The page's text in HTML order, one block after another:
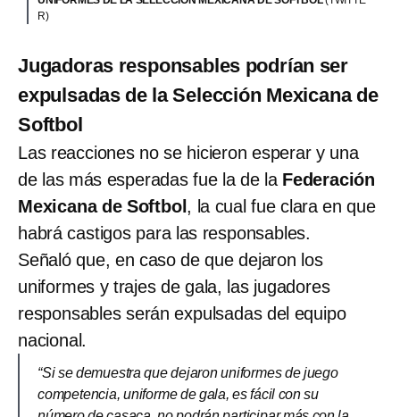
R)
Jugadoras responsables podrían ser
expulsadas de la Selección Mexicana de
Softbol
Las reacciones no se hicieron esperar y una
de las más esperadas fue la de la Federación
Mexicana de Softbol, la cual fue clara en que
habrá castigos para las responsables.
Señaló que, en caso de que dejaron los
uniformes y trajes de gala, las jugadores
responsables serán expulsadas del equipo
nacional.
“Si se demuestra que dejaron uniformes de juego
competencia, uniforme de gala, es fácil con su